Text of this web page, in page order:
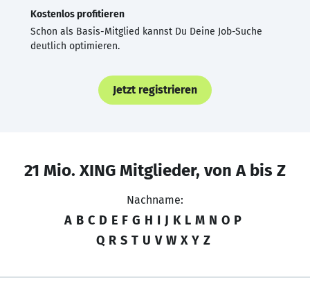
Kostenlos profitieren
Schon als Basis-Mitglied kannst Du Deine Job-Suche
deutlich optimieren.
Jetzt registrieren
21 Mio. XING Mitglieder, von A bis Z
Nachname:
A B C D E F G H I J K L M N O P
Q R S T U V W X Y Z